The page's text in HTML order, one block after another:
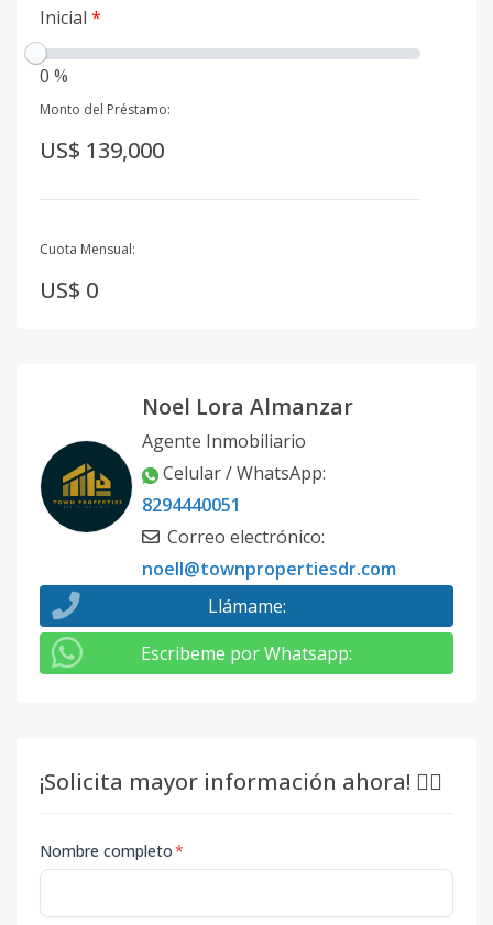
Inicial *
0 %
Monto del Préstamo:
US$ 139,000
Cuota Mensual:
US$ 0
Noel Lora Almanzar
Agente Inmobiliario
Celular / WhatsApp:
8294440051
Correo electrónico:
noell@townpropertiesdr.com
Llámame:
Escribeme por Whatsapp:
¡Solicita mayor información ahora! 👇🏽
Nombre completo*